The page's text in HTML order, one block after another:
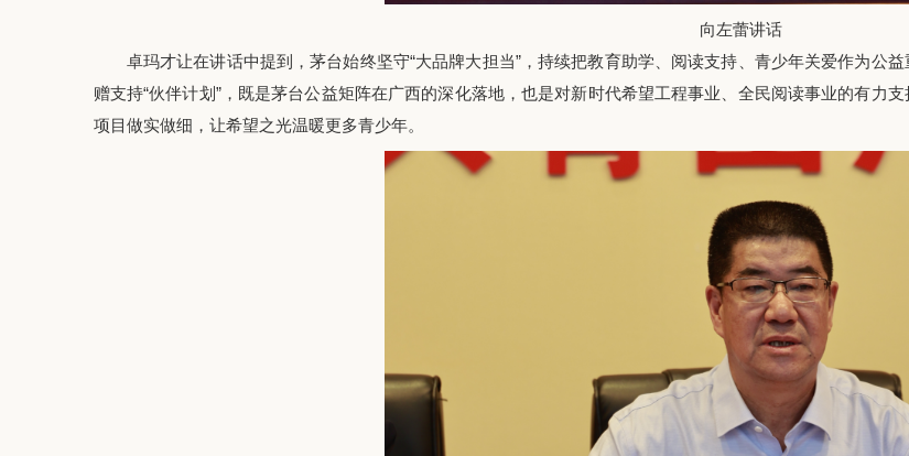
向左蕾讲话
卓玛才让在讲话中提到，茅台始终坚守“大品牌大担当”，持续把教育助学、阅读支持、青少年关爱作为公
赠支持“伙伴计划”，既是茅台公益矩阵在广西的深化落地，也是对新时代希望工程事业、全民阅读事业的有力
项目做实做细，让希望之光温暖更多青少年。